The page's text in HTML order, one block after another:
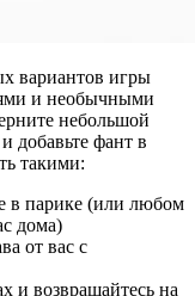
вариантов игры
и необычными
небольшой
добавьте фант в
такими:
в парике (или любом
дома)
от вас с
и возвращайтесь на